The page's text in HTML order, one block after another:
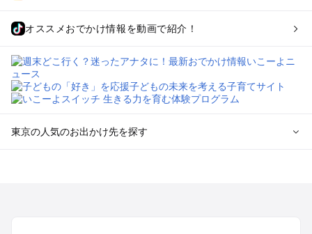
オススメおでかけ情報を動画で紹介！
東京の人気のお出かけ先を探す